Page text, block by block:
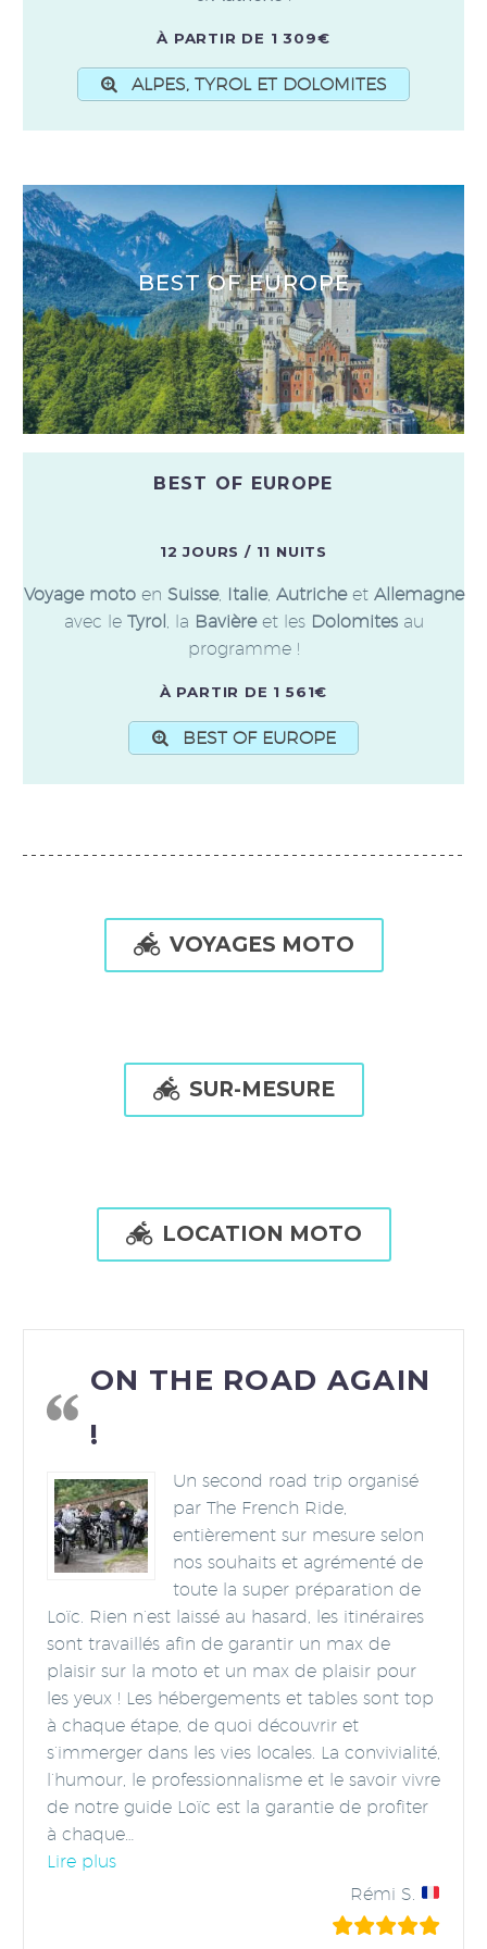
À PARTIR DE 1 309€
ALPES, TYROL ET DOLOMITES
BEST OF EUROPE
BEST OF EUROPE
12 JOURS / 11 NUITS
Voyage motoen Suisse, Italie, Autricheet Allemagne
avec le Tyrol, la Bavièreet les Dolomitesau
programme !
À PARTIR DE 1 561€
BEST OF EUROPE
 VOYAGES MOTO
 SUR-MESURE
 LOCATION MOTO
ON THE ROAD AGAIN
!
Un second road trip organisé
par The French Ride,
entièrement sur mesure selon
nos souhaits et agrémenté de
toute la super préparation de
Loïc. Rien n’est laissé au hasard, les itinéraires
sont travaillés afin de garantir un max de
plaisir sur la moto et un max de plaisir pour
les yeux ! Les hébergements et tables sont top
à chaque étape, de quoi découvrir et
s’immerger dans les vies locales. La convivialité,
l’humour, le professionnalisme et le savoir vivre
de notre guide Loïc est la garantie de profiter
à chaque…
Lire plus“On the Road Again !”
Rémi S.